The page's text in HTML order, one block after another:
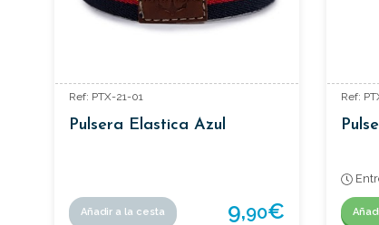
Ref: PTX-21-01
Pulsera Elastica Azul
Añadir a la cesta 9,90€
Ref: